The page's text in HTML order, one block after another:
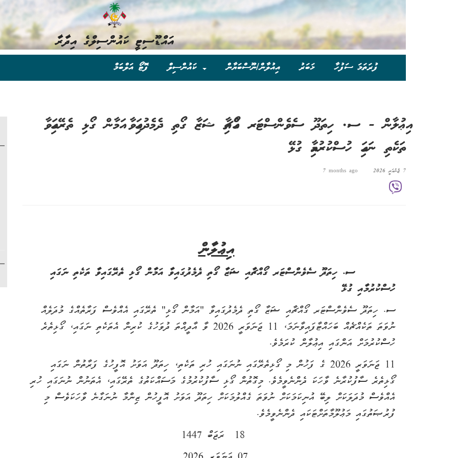
އައްޑޫސިޓީ ކައުންސިލްގެ އިދާރާ
ފުރަތަމަ ސަފުހާ ޚަބަރު އިއުލާން/ނޫސްބަޔާން ފޮޓޯ އަލްބަމް
އިޢުލާން - ސ. ހިތަދޫ ސެވެންސްޓަރ ގޯއްޗާއި ޝަޒާ ގޯތި ދެމެދުގައިވާ އަމާން ގޯޅި ތެރޭގައިވާ
ތަކެތި ނަގައި ހުސްކުރުމާއި ގުޅޭ
7 ޖެނުއަރީ 2026 7 months ago
އިޢުލާން
ސ. ހިތަދޫ ސެވެންސްޓަރ ގޯއްޗާއި ޝަޒާ ގޯތި ދެމެދުގައިވާ އަމާން ގޯޅި ތެރޭގައިވާ ތަކެތި ނަގައި
ހުސްކުރުމާއި ގުޅޭ
ސ. ހިތަދޫ ސެވެންސްޓަރ ގޯއްޗާއި ޝަޒާ ގޯތި ދެމެދުގައިވާ "އަމާން ގޯޅި" ތެރޭގައި އެއްވެސް ފަރާތެއްގެ މުދަލެއް
ނުވަތަ ތަކެއްޗެއް ބަހައްޓާފައިވާނަމަ، 11 ޖަނަވަރީ 2026 ވާ އާދީއްތަ ދުވަހުގެ ކުރިން އެތަކެތި ނަގައި، ގޯޅިތެރެ
ހުސްކުރުމަށް އަންގައި އިޢުލާން ކުރަމެވެ.
11 ޖަނަވަރީ 2026 ގެ ފަހުން މި ގޯޅިތެރޭގައި ނުނަގައި ހުރި ތަކެތި، ހިތަދޫ އަވަށު އޮފީހުގެ ފަރާތުން ނަގައި
ގޯޅިތެރެ ސާފުކުރާނެ ވާހަކަ ދެންނެވީމެވެ. މިގޮތުން ގޯޅި ސާފުކުރުމުގެ މަސައްކަތުގެ ތެރޭގައި، އެތަނުން ނުނަގައި ހުރި
އެއްވެސް މުދަލަކަށް ލިބޭ އުނިކަމަކަށް ނުވަތަ ގެއްލުމަކަށް ހިތަދޫ އަވަށު އޮފީހުން ޒިންމާ ނުނަގާނެ ވާހަކަވެސް މި
ފުރުޞަތުގައި މަޢުލޫމާތަށްޓަކައި ދެންނެވީމެވެ.
18 ރަޖަބް 1447